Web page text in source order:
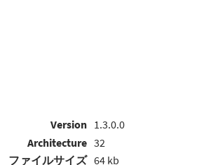
Version
Architecture
ファイルサイズ
1.3.0.0
32
64 kb